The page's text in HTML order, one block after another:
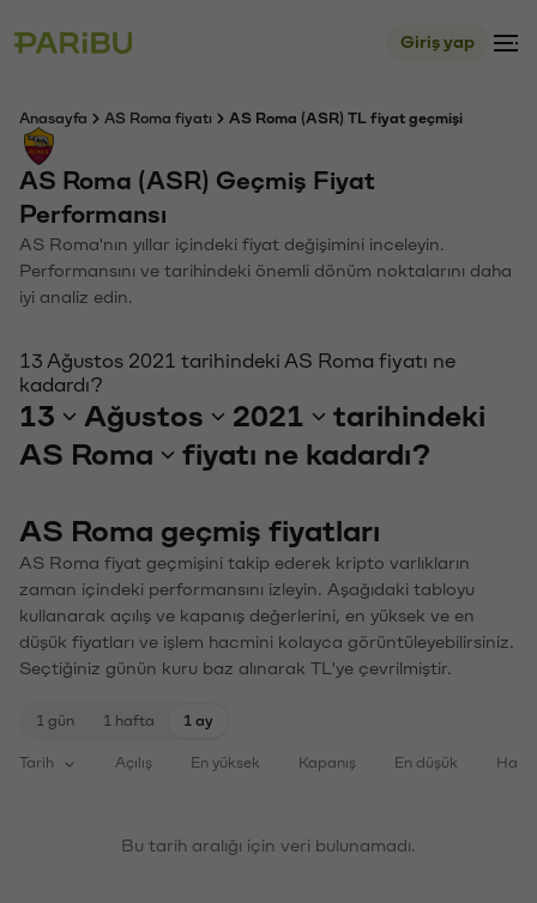
Giriş yap
Anasayfa AS Roma fiyatı AS Roma (ASR) TL fiyat geçmişi
AS Roma (ASR) Geçmiş Fiyat
Performansı
AS Roma'nın yıllar içindeki fiyat değişimini inceleyin.
Performansını ve tarihindeki önemli dönüm noktalarını daha
iyi analiz edin.
13 Ağustos 2021 tarihindeki AS Roma fiyatı ne
kadardı?
13 Ağustos 2021
tarihindeki
AS Roma
fiyatı ne kadardı?
AS Roma geçmiş fiyatları
AS Roma fiyat geçmişini takip ederek kripto varlıkların
zaman içindeki performansını izleyin. Aşağıdaki tabloyu
kullanarak açılış ve kapanış değerlerini, en yüksek ve en
düşük fiyatları ve işlem hacmini kolayca görüntüleyebilirsiniz.
Seçtiğiniz günün kuru baz alınarak TL'ye çevrilmiştir.
1 gün 1 hafta 1 ay
Tarih Açılış En yüksek Kapanış En düşük
Bu tarih aralığı için veri bulunamadı.